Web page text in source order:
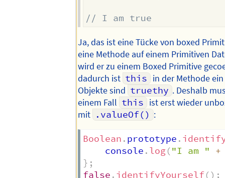
// I am true
Ja, das ist eine Tücke von boxed
eine Methode auf einem Primitiven
wird er zu einem Boxed Primitive
dadurch ist this in der Methode
Objekte sind truethy . Deshalb
einem Fall this ist erst wieder
mit .valueOf() :
Boolean . prototype .
    console
. log("I am "
+
} ;
false . identifyYourself() ;